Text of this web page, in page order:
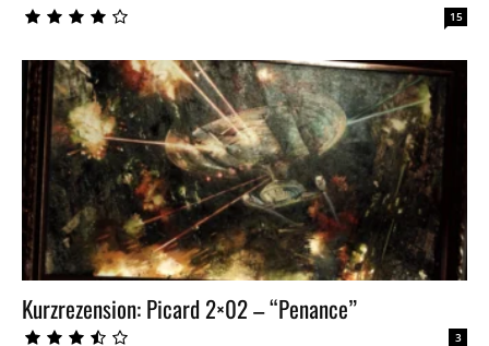
15
Kurzrezension: Picard 2×02 – “Penance”
3